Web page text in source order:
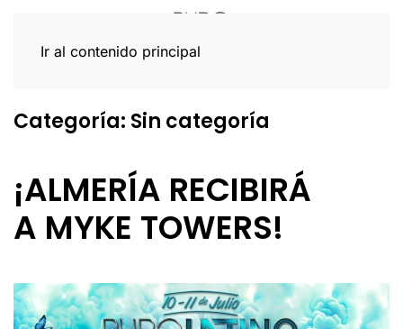
Ir al contenido principal
Categoría: Sin categoría
¡ALMERÍA RECIBIRÁ
A MYKE TOWERS!